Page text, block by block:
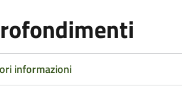
informazioni